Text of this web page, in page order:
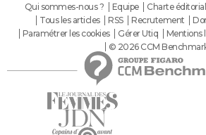
Qui sommes-nous ? Equipe Charte
Tous les articles
RSS Recrutement
Paramétrer les cookies
Gérer Utiq Mentions
© 2026 CCM